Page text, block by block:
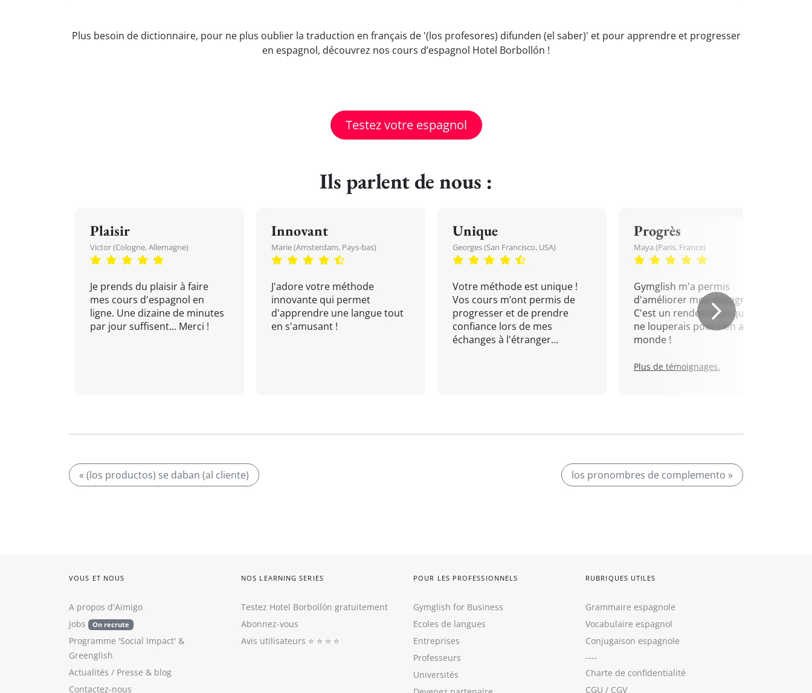
Plus besoin de dictionnaire, pour ne plus oublier la traduction en français de '(los profesores) difunden (el saber)' et pour apprendre et progresser
en espagnol, découvrez nos cours d’espagnol Hotel Borbollón !
Testez votre espagnol
Ils parlent de nous :
Plaisir
Victor (Cologne, Allemagne)
Je prends du plaisir à faire
mes cours d'espagnol en
ligne. Une dizaine de minutes
par jour suffisent... Merci !
Innovant
Marie (Amsterdam, Pays-bas)
J'adore votre méthode
innovante qui permet
d'apprendre une langue tout
en s'amusant !
Unique
Georges (San Francisco, USA)
Votre méthode est unique !
Vos cours m’ont permis de
progresser et de prendre
confiance lors de mes
échanges à l'étranger...
Progrès
Maya (Paris, France)
Gymglish m'a permis
d'améliorer mon espagnol.
C'est un rendez-vous que je
ne louperais pour rien au
monde !
Plus de témoignages.
« (los productos) se daban (al cliente) los pronombres de complemento »
VOUS ET NOUS
A propos d'Aimigo
Jobs
On recrute
Programme 'Social Impact' &
Greenglish
Actualités / Presse & blog
Contactez-nous
NOS LEARNING SERIES
Testez Hotel Borbollón gratuitement
Abonnez-vous
Avis utilisateurs ⭐️ ⭐️ ⭐️ ⭐️
POUR LES PROFESSIONNELS
Gymglish for Business
Ecoles de langues
Entreprises
Professeurs
Universités
RUBRIQUES UTILES
Grammaire espagnole
Vocabulaire espagnol
Conjugaison espagnole
----
Charte de confidentialité
CGU / CGV